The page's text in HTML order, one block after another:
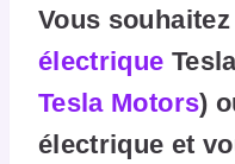
Vous
électrique
Tesla Motors)
électrique et